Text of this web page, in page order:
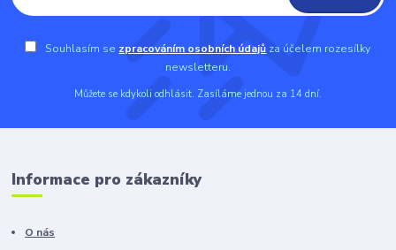
Souhlasím se zpracováním osobních údajů za účelem rozesílky
newsletteru.
Můžete se kdykoli odhlásit. Zasíláme jednou za 14 dní.
Informace pro zákazníky
O nás